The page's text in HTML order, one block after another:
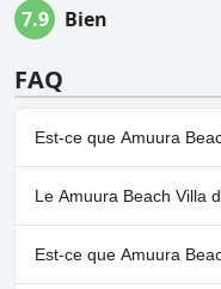
7.9 Bien
FAQ
Est-ce que Amuura
Non, Amuura Beach Villa
Le Amuura Beach Villa
Non, il n'y a pas de spa à
Est-ce que Amuura